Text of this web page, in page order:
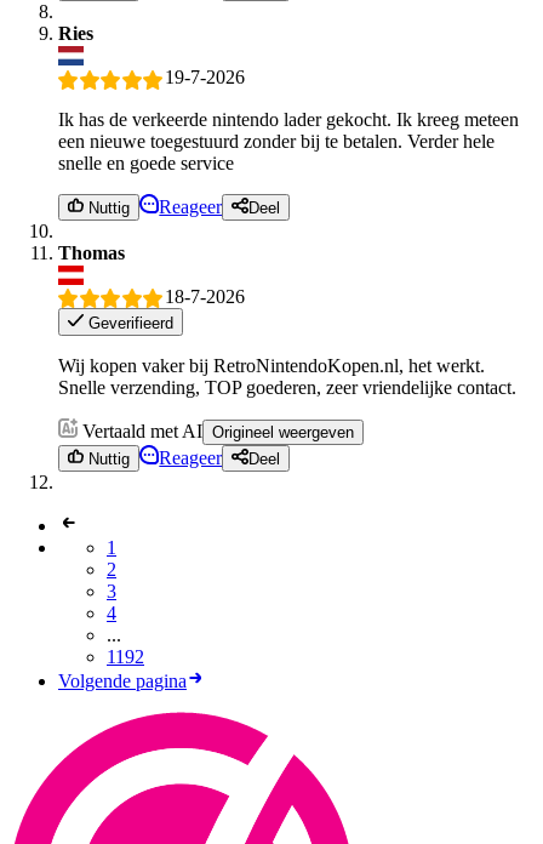
Ries
19-7-2026
Ik has de verkeerde nintendo lader gekocht. Ik kreeg meteen
een nieuwe toegestuurd zonder bij te betalen. Verder hele
snelle en goede service
Nuttig Reageer Deel
Thomas
18-7-2026
Geverifieerd
Wij kopen vaker bij RetroNintendoKopen.nl, het werkt.
Snelle verzending, TOP goederen, zeer vriendelijke contact.
Vertaald met AI Origineel weergeven
Nuttig
Reageer Deel
1
2
3
4
...
1192
Volgende pagina